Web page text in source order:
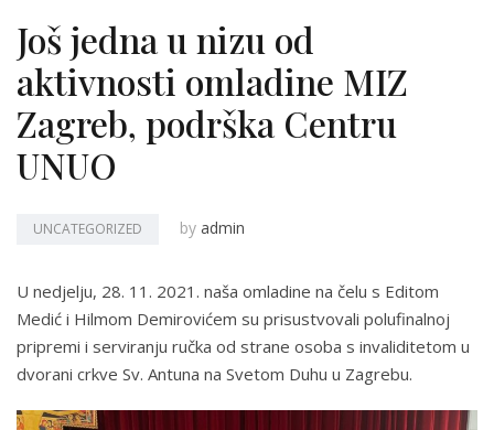
Još jedna u nizu od
aktivnosti omladine MIZ
Zagreb, podrška Centru
UNUO
UNCATEGORIZED by admin
U nedjelju, 28. 11. 2021. naša omladine na čelu s Editom
Medić i Hilmom Demirovićem su prisustvovali polufinalnoj
pripremi i serviranju ručka od strane osoba s invaliditetom u
dvorani crkve Sv. Antuna na Svetom Duhu u Zagrebu.